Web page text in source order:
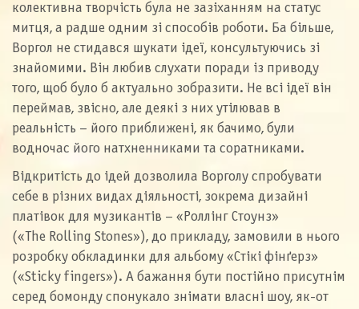
колективна творчість була не зазіханням на статус
митця, а радше одним зі способів роботи. Ба більше,
Воргол не стидався шукати ідеї, консультуючись зі
знайомими. Він любив слухати поради із приводу
того, щоб було б актуально зобразити. Не всі ідеї він
переймав, звісно, але деякі з них утілював в
реальність – його приближені, як бачимо, були
водночас його натхненниками та соратниками.
Відкритість до ідей дозволила Ворголу спробувати
себе в різних видах діяльності, зокрема дизайні
платівок для музикантів – «Роллінг Стоунз»
(«The Rolling Stones»), до прикладу, замовили в нього
розробку обкладинки для альбому «Стікі фінґерз»
(«Sticky fingers»). А бажання бути постійно присутнім
серед бомонду спонукало знімати власні шоу, як-от